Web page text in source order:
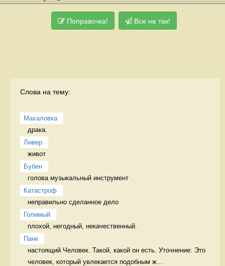
Поправочка! Все не так!
Слова на тему:
Махаловка
драка.
Ливер
живот
Бубен
голова музыкальный инструмент
Катастроф
неправильно сделанное дело
Голимый
плохой, негодный, некачественный.
Панк
настоящий Человек. Такой, какой он есть. Уточнение: Это
человек, который увлекается подобным ж...